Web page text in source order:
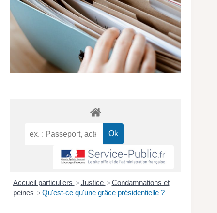
Accueil particuliers > Justice > Condamnations et
peines > Qu'est-ce qu'une grâce présidentielle ?